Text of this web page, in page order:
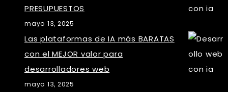
PRESUPUESTOS
mayo 13, 2025
Las plataformas de IA más BARATAS
con el MEJOR valor para
desarrolladores web
mayo 13, 2025